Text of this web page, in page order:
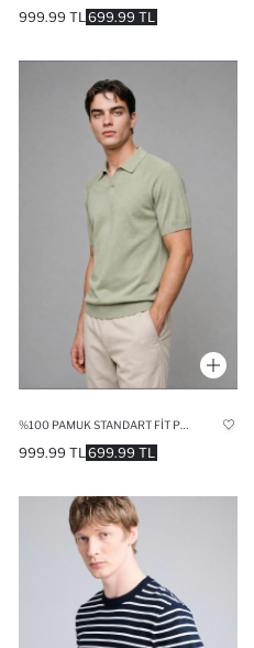
699.99 TL
999.99 TL
699.99 TL
999.99 TL